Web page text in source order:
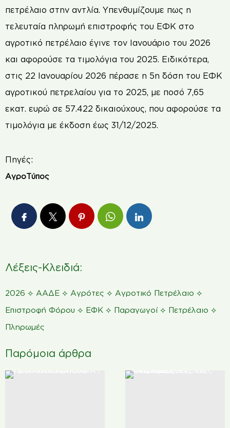
πετρέλαιο στην αντλία. Υπενθυμίζουμε πως η
τελευταία πληρωμή επιστροφής του ΕΦΚ στο
αγροτικό πετρέλαιο έγινε τον Ιανουάριο του 2026
και αφορούσε τα τιμολόγια του 2025. Ειδικότερα,
στις 22 Ιανουαρίου 2026 πέρασε η 5η δόση του ΕΦΚ
αγροτικού πετρελαίου για το 2025, με ποσό 7,65
εκατ. ευρώ σε 57.422 δικαιούχους, που αφορούσε τα
τιμολόγια με έκδοση έως 31/12/2025.
Πηγές:
ΑγροΤύπος
Λέξεις-Κλειδιά:
2026 ⟡ ΑΑΔΕ ⟡ Αγρότες ⟡ Αγροτικό Πετρέλαιο ⟡
Επιστροφή Φόρου ⟡ ΕΦΚ ⟡ Παραγωγοί⟡ Πετρέλαιο ⟡
Πληρωμές
Παρόμοια άρθρα